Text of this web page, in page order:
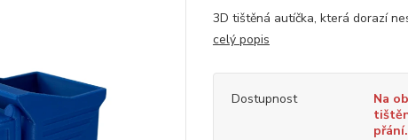
3D tištěná autíčka, která dorazí
celý popis
Dostupnost
Na